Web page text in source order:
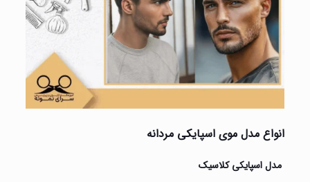
انواع مدل موی اسپایکی مردانه
مدل اسپایکی کلاسیک